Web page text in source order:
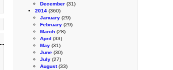
December (31)
2014 (360)
January (29)
February (29)
March (28)
April (33)
May (31)
June (30)
July (27)
August(33)